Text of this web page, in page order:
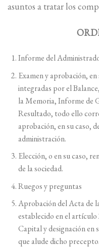
asuntos a tratar los
Informe del
Examen y aprobación,
integradas por el
la Memoria, Informe de
Resultado, todo ello
aprobación, en su caso,
administración.
Elección, o en su caso,
de la sociedad.
Ruegos y preguntas
Aprobación del Acta de
establecido en el artículo
Capital y designación en
que alude dicho precepto.